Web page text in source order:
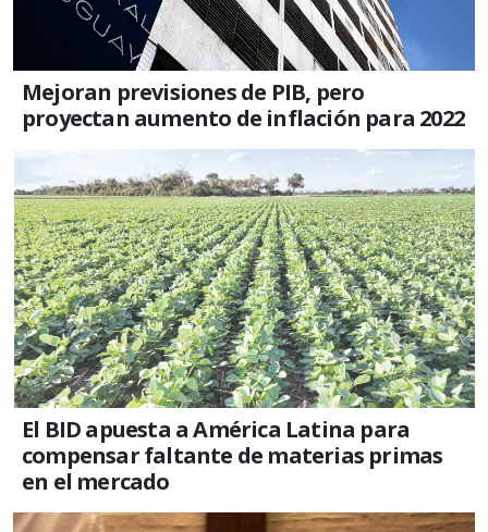
Mejoran previsiones de PIB, pero
proyectan aumento de inflación para 2022
El BID apuesta a América Latina para
compensar faltante de materias primas
en el mercado